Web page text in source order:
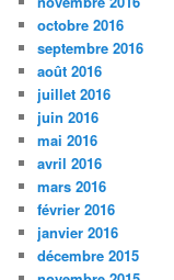
octobre 2016
septembre 2016
août 2016
juillet 2016
juin 2016
mai 2016
avril 2016
mars 2016
février 2016
janvier 2016
décembre 2015